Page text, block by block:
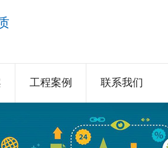
工程案例 联系我们